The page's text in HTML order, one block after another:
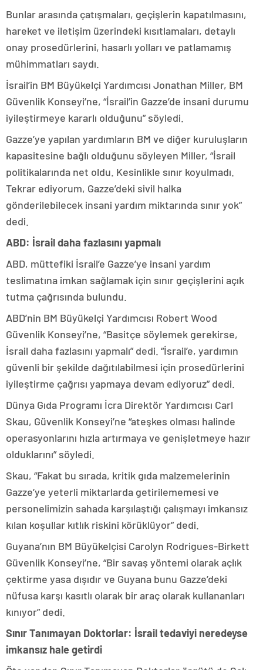
Bunlar arasında çatışmaları, geçişlerin kapatılmasını,
hareket ve iletişim üzerindeki kısıtlamaları, detaylı
onay prosedürlerini, hasarlı yolları ve patlamamış
mühimmatları saydı.
İsrail’in BM Büyükelçi Yardımcısı Jonathan Miller, BM
Güvenlik Konseyi’ne, “İsrail’in Gazze’de insani durumu
iyileştirmeye kararlı olduğunu” söyledi.
Gazze’ye yapılan yardımların BM ve diğer kuruluşların
kapasitesine bağlı olduğunu söyleyen Miller, “İsrail
politikalarında net oldu. Kesinlikle sınır koyulmadı.
Tekrar ediyorum, Gazze’deki sivil halka
gönderilebilecek insani yardım miktarında sınır yok”
dedi.
ABD: İsrail daha fazlasını yapmalı
ABD, müttefiki İsrail’e Gazze’ye insani yardım
teslimatına imkan sağlamak için sınır geçişlerini açık
tutma çağrısında bulundu.
ABD’nin BM Büyükelçi Yardımcısı Robert Wood
Güvenlik Konseyi’ne, “Basitçe söylemek gerekirse,
İsrail daha fazlasını yapmalı” dedi. “İsrail’e, yardımın
güvenli bir şekilde dağıtılabilmesi için prosedürlerini
iyileştirme çağrısı yapmaya devam ediyoruz” dedi.
Dünya Gıda Programı İcra Direktör Yardımcısı Carl
Skau, Güvenlik Konseyi’ne “ateşkes olması halinde
operasyonlarını hızla artırmaya ve genişletmeye hazır
olduklarını” söyledi.
Skau, “Fakat bu sırada, kritik gıda malzemelerinin
Gazze’ye yeterli miktarlarda getirilememesi ve
personelimizin sahada karşılaştığı çalışmayı imkansız
kılan koşullar kıtlık riskini körüklüyor” dedi.
Guyana’nın BM Büyükelçisi Carolyn Rodrigues-Birkett
Güvenlik Konseyi’ne, “Bir savaş yöntemi olarak açlık
çektirme yasa dışıdır ve Guyana bunu Gazze’deki
nüfusa karşı kasıtlı olarak bir araç olarak kullananları
kınıyor” dedi.
Sınır Tanımayan Doktorlar: İsrail tedaviyi neredeyse
imkansız hale getirdi